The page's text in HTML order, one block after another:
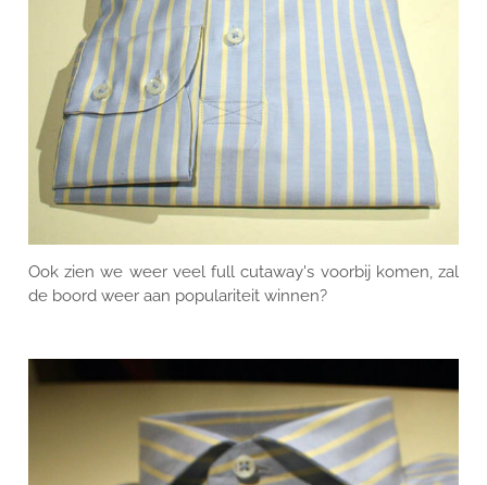
Ook zien we weer veel full cutaway's voorbij komen, zal
de boord weer aan populariteit winnen?